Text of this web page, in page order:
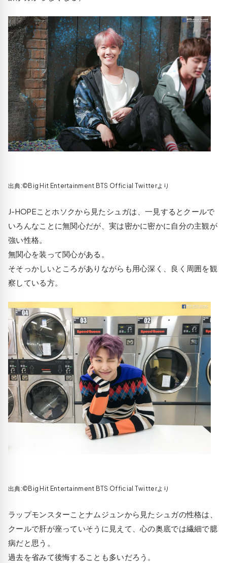
出典:©Big Hit Entertainment BTS Official Twitterより
J-HOPEことホソクから見たシュガは、一見するとクールで
いろんなことに無関心だが、実は密かに密かに自分の主観が
強い性格。
無関心を装って関心がある。
そそっかしいところがありながらも用心深く、良く周囲を観
察している方。
出典:©Big Hit Entertainment BTS Official Twitterより
ラップモンスターことナムジュンから見たシュガの性格は、
クールで肝が座っていそうに見えて、心の奥底では繊細で臆
病だと思う。
過去を省みて後悔することも多いだろう。